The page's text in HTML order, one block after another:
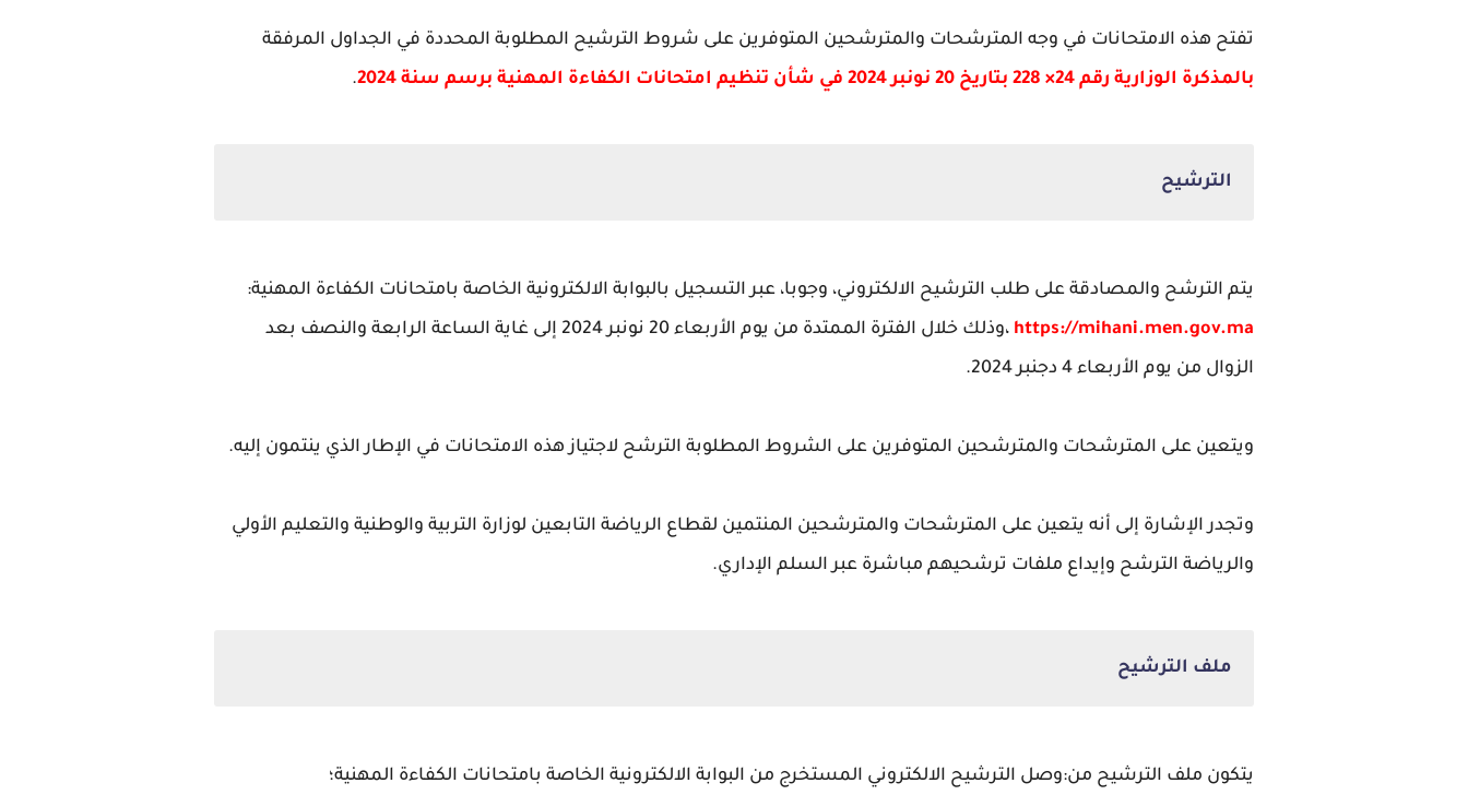
تفتح هذه الامتحانات في وجه المترشحات والمترشحين المتوفرين على شروط الترشيح المطلوبة المحددة في الجداول المرفقة
بالمذكرة الوزارية رقم 24× 228 بتاريخ 20 نونبر 2024 في شأن تنظيم امتحانات الكفاءة المهنية برسم سنة 2024
.
الترشيح
يتم الترشح والمصادقة على طلب الترشيح الالكتروني، وجوبا، عبر التسجيل بالبوابة الالكترونية الخاصة بامتحانات الكفاءة المهنية:
https://mihani.men.gov.ma
،وذلك خلال الفترة الممتدة من يوم الأربعاء 20 نونبر 2024 إلى غاية الساعة الرابعة والنصف بعد
الزوال من يوم الأربعاء 4 دجنبر 2024.
ويتعين على المترشحات والمترشحين المتوفرين على الشروط المطلوبة الترشح لاجتياز هذه الامتحانات في الإطار الذي ينتمون إليه.
وتجدر الإشارة إلى أنه يتعين على المترشحات والمترشحين المنتمين لقطاع الرياضة التابعين لوزارة التربية والوطنية والتعليم الأولي
والرياضة الترشح وإيداع ملفات ترشحيهم مباشرة عبر السلم الإداري.
ملف الترشيح
يتكون ملف الترشيح من:وصل الترشيح الالكتروني المستخرج من البوابة الالكترونية الخاصة بامتحانات الكفاءة المهنية؛